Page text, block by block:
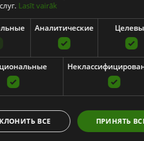
Lasīt vairāk
Аналитические
ПРИНЯТЬ
ВСЕ